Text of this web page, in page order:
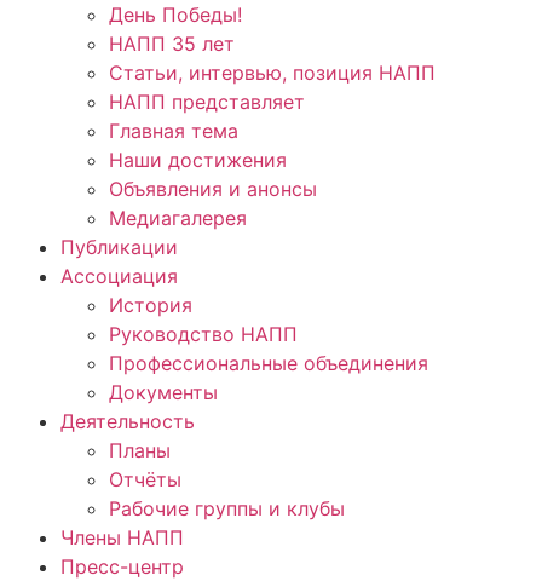
День Победы!
НАПП 35 лет
Статьи, интервью, позиция НАПП
НАПП представляет
Главная тема
Наши достижения
Объявления и анонсы
Медиагалерея
Публикации
Ассоциация
История
Руководство НАПП
Профессиональные объединения
Документы
Деятельность
Планы
Отчёты
Рабочие группы и клубы
Члены НАПП
Пресс-центр